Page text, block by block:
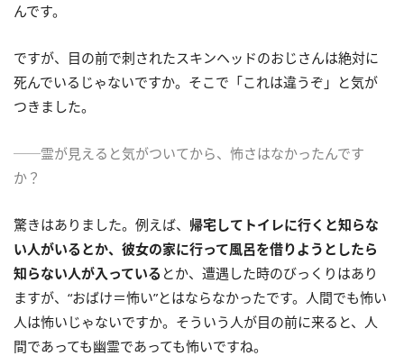
んです。
ですが、目の前で刺されたスキンヘッドのおじさんは絶対に
死んでいるじゃないですか。そこで「これは違うぞ」と気が
つきました。
──霊が見えると気がついてから、怖さはなかったんです
か？
驚きはありました。例えば、 帰宅してトイレに行くと知らな
い人がいるとか、彼女の家に行って風呂を借りようとしたら
知らない人が入っている とか、遭遇した時のびっくりはあり
ますが、“おばけ＝怖い”とはならなかったです。人間でも怖い
人は怖いじゃないですか。そういう人が目の前に来ると、人
間であっても幽霊であっても怖いですね。